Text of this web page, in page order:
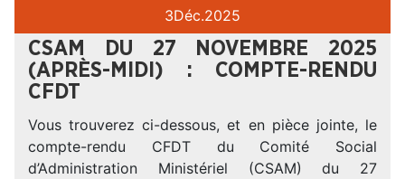
3Déc.2025
CSAM DU 27 NOVEMBRE 2025
(APRÈS-MIDI) : COMPTE-RENDU
CFDT
Vous trouverez ci-dessous, et en pièce jointe, le
compte-rendu CFDT du Comité Social
d’Administration Ministériel (CSAM) du 27